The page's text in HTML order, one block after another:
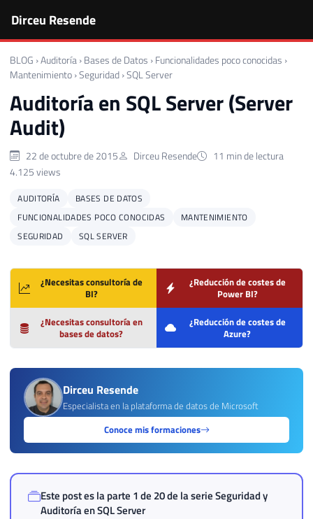
Dirceu Resende
BLOG ›Auditoría › Bases de Datos › Funcionalidades poco conocidas ›
Mantenimiento ›Seguridad ›SQL Server
Auditoría en SQL Server (Server
Audit)
22 de octubre de 2015 Dirceu Resende
11 min de lectura
4.125 views
AUDITORÍA
BASES DE DATOS
FUNCIONALIDADES POCO CONOCIDAS
MANTENIMIENTO
SEGURIDAD
SQL SERVER
¿Necesitas consultoría de
BI?
¿Reducción de costes de
Power BI?
¿Necesitas consultoría en
bases de datos?
¿Reducción de costes de
Azure?
Dirceu Resende
Especialista en la plataforma de datos de Microsoft
Conoce mis formaciones
Este post es la parte 1 de 20 de la serieSeguridad y
Auditoría en SQL Server